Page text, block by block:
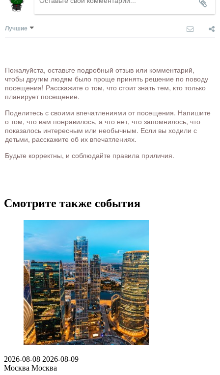
Лучшие
Пожалуйста, оставьте подробный отзыв или комментарий,
чтобы другим людям было проще принять решение по поводу
посещения! Расскажите о том, что стоит знать тем, кто только
планирует посещение.
Поделитесь с своими впечатлениями от посещения. Напишите
о том, что вам понравилось, а что нет, что запомнилось, что
показалось интересным или необычным. Если вы ходили с
детьми, расскажите об их впечатлениях.
Будьте корректны, и соблюдайте правила приличия.
Смотрите также события
2026-08-08 2026-08-09
Москва Москва